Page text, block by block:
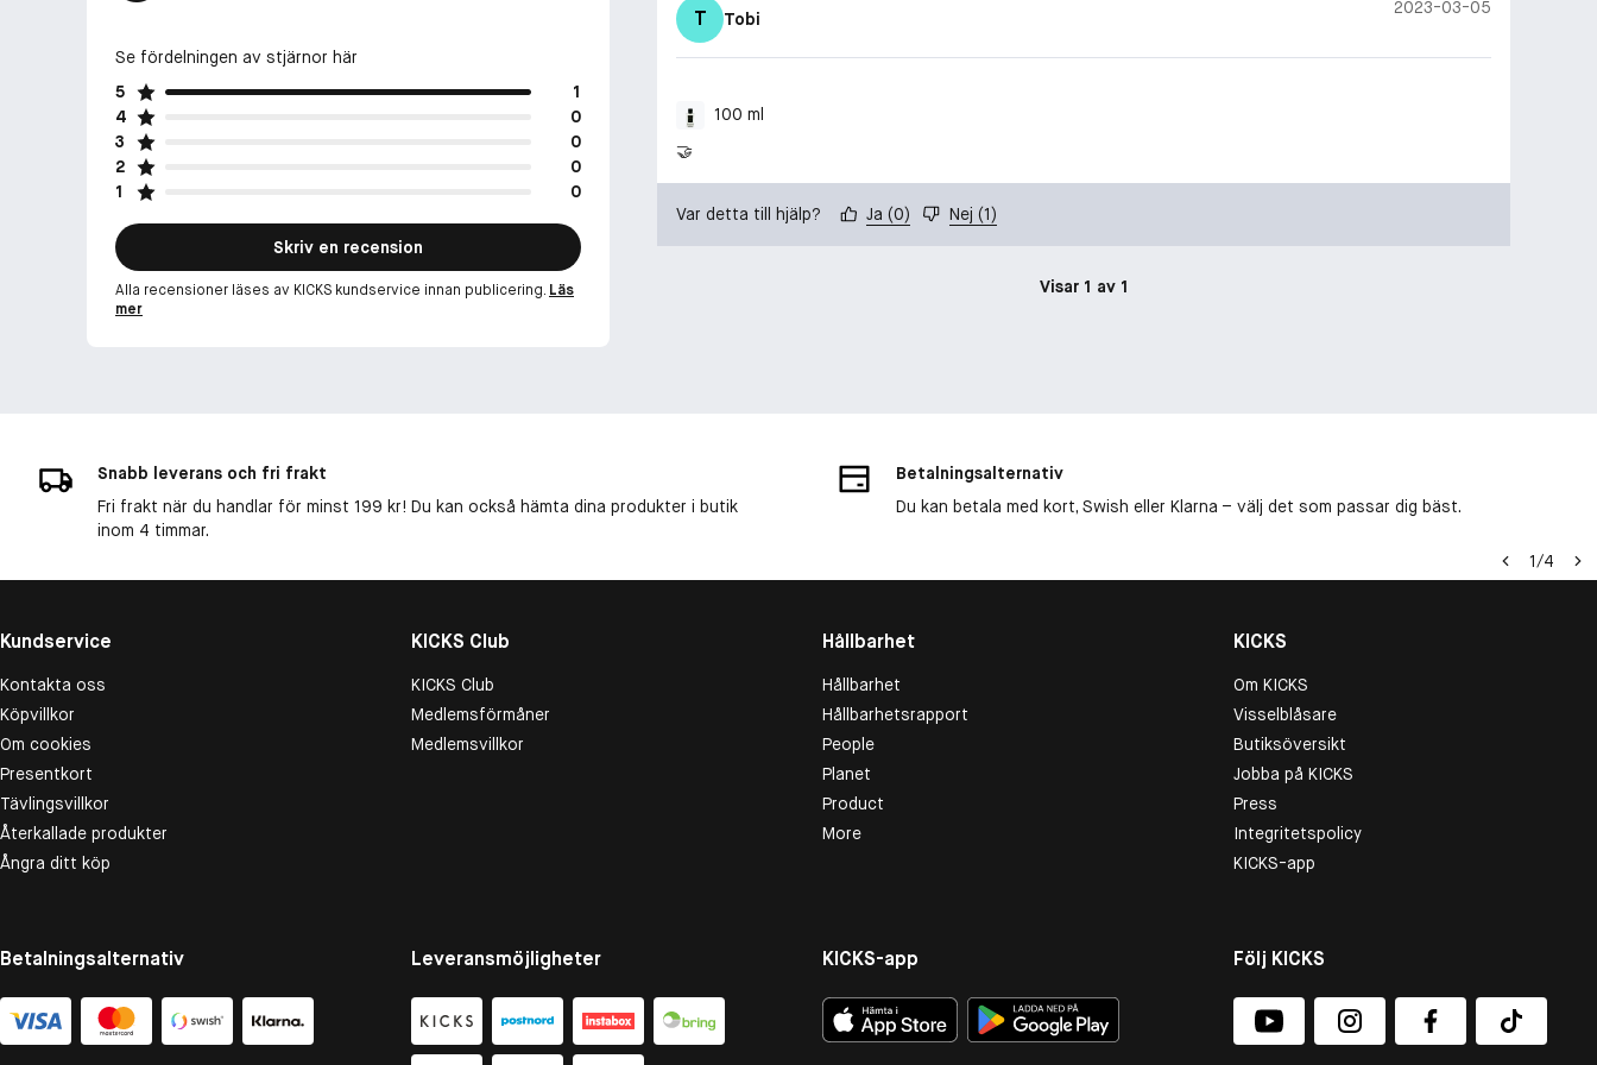
Se fördelningen av stjärnor här
5
1
4
0
3
0
2
0
1
0
Skriv en recension
Alla recensioner läses av KICKS kundservice innan publicering. Läs
mer
T Tobi
2023-03-05
100 ml
🤝
Var detta till hjälp? Ja (0) Nej (1)
Visar 1 av 1
Snabb leverans och fri frakt
Fri frakt när du handlar för minst 199 kr! Du kan också hämta dina produkter i butik
inom 4 timmar.
Betalningsalternativ
Du kan betala med kort, Swish eller Klarna – välj det som passar dig bäst.
1/4
Kundservice
Kontakta oss
Köpvillkor
Om cookies
Presentkort
Tävlingsvillkor
Återkallade produkter
Ångra ditt köp
KICKS Club
KICKS Club
Medlemsförmåner
Medlemsvillkor
Hållbarhet
Hållbarhet
Hållbarhetsrapport
People
Planet
Product
More
KICKS
Om KICKS
Visselblåsare
Butiksöversikt
Jobba på KICKS
Press
Integritetspolicy
KICKS-app
Betalningsalternativ Leveransmöjligheter KICKS-app Följ KICKS